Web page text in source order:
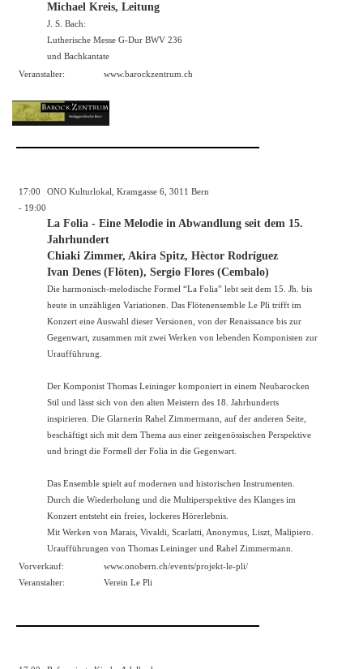
Michael Kreis, Leitung
J. S. Bach:
Lutherische Messe G-Dur BWV 236
und Bachkantate
Veranstalter:
www.barockzentrum.ch
17:00
ONO Kulturlokal, Kramgasse 6, 3011 Bern
- 19:00
La Folia - Eine Melodie in Abwandlung seit dem 15.
Jahrhundert
Chiaki Zimmer, Akira Spitz, Hèctor Rodríguez
Ivan Denes (Flöten), Sergio Flores (Cembalo)
Die harmonisch-melodische Formel “La Folia” lebt seit dem 15. Jh. bis
heute in unzähligen Variationen. Das Flötenensemble Le Pli trifft im
Konzert eine Auswahl dieser Versionen, von der Renaissance bis zur
Gegenwart, zusammen mit zwei Werken von lebenden Komponisten zur
Uraufführung.
Der Komponist Thomas Leininger komponiert in einem Neubarocken
Stil und lässt sich von den alten Meistern des 18. Jahrhunderts
inspirieren. Die Glarnerin Rahel Zimmermann, auf der anderen Seite,
beschäftigt sich mit dem Thema aus einer zeitgenössischen Perspektive
und bringt die Formell der Folia in die Gegenwart.
Das Ensemble spielt auf modernen und historischen Instrumenten.
Durch die Wiederholung und die Multiperspektive des Klanges im
Konzert entsteht ein freies, lockeres Hörerlebnis.
Mit Werken von Marais, Vivaldi, Scarlatti, Anonymus, Liszt, Malipiero.
Uraufführungen von Thomas Leininger und Rahel Zimmermann.
Vorverkauf:
www.onobern.ch/events/projekt-le-pli/
Veranstalter:
Verein Le Pli